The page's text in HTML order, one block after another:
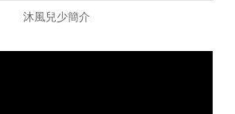
沐風兒少簡介